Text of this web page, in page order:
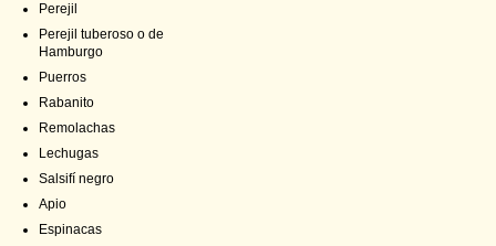
Perejil
Perejil tuberoso o de
Hamburgo
Puerros
Rabanito
Remolachas
Lechugas
Salsifí negro
Apio
Espinacas